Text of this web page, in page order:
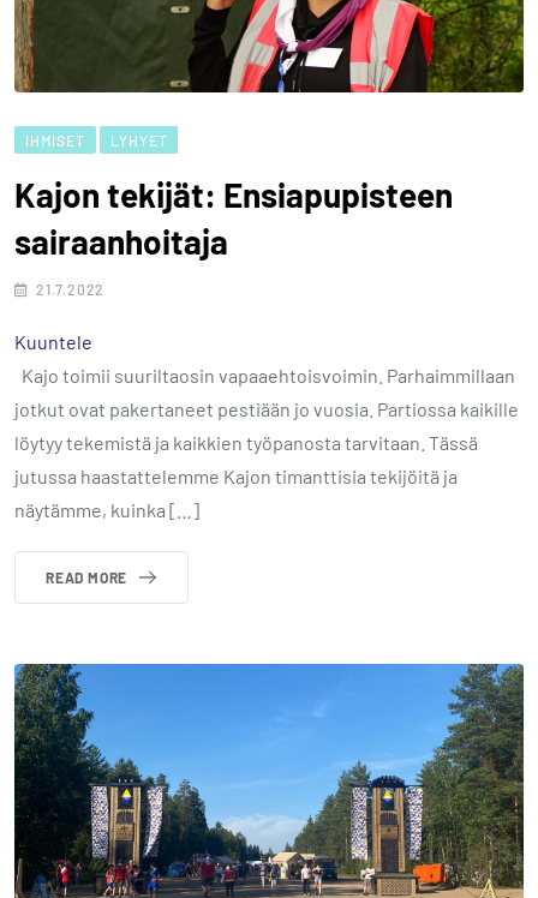
IHMISET LYHYET
Kajon tekijät: Ensiapupisteen
sairaanhoitaja
21.7.2022
Kuuntele
Kajo toimii suuriltaosin vapaaehtoisvoimin. Parhaimmillaan
jotkut ovat pakertaneet pestiään jo vuosia. Partiossa kaikille
löytyy tekemistä ja kaikkien työpanosta tarvitaan. Tässä
jutussa haastattelemme Kajon timanttisia tekijöitä ja
näytämme, kuinka […]
READ MORE